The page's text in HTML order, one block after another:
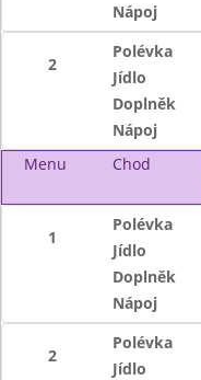
Nápoj
2
Polévka
Jídlo
Doplněk
Nápoj
Menu
Chod
1
Polévka
Jídlo
Doplněk
Nápoj
2
Polévka
Jídlo